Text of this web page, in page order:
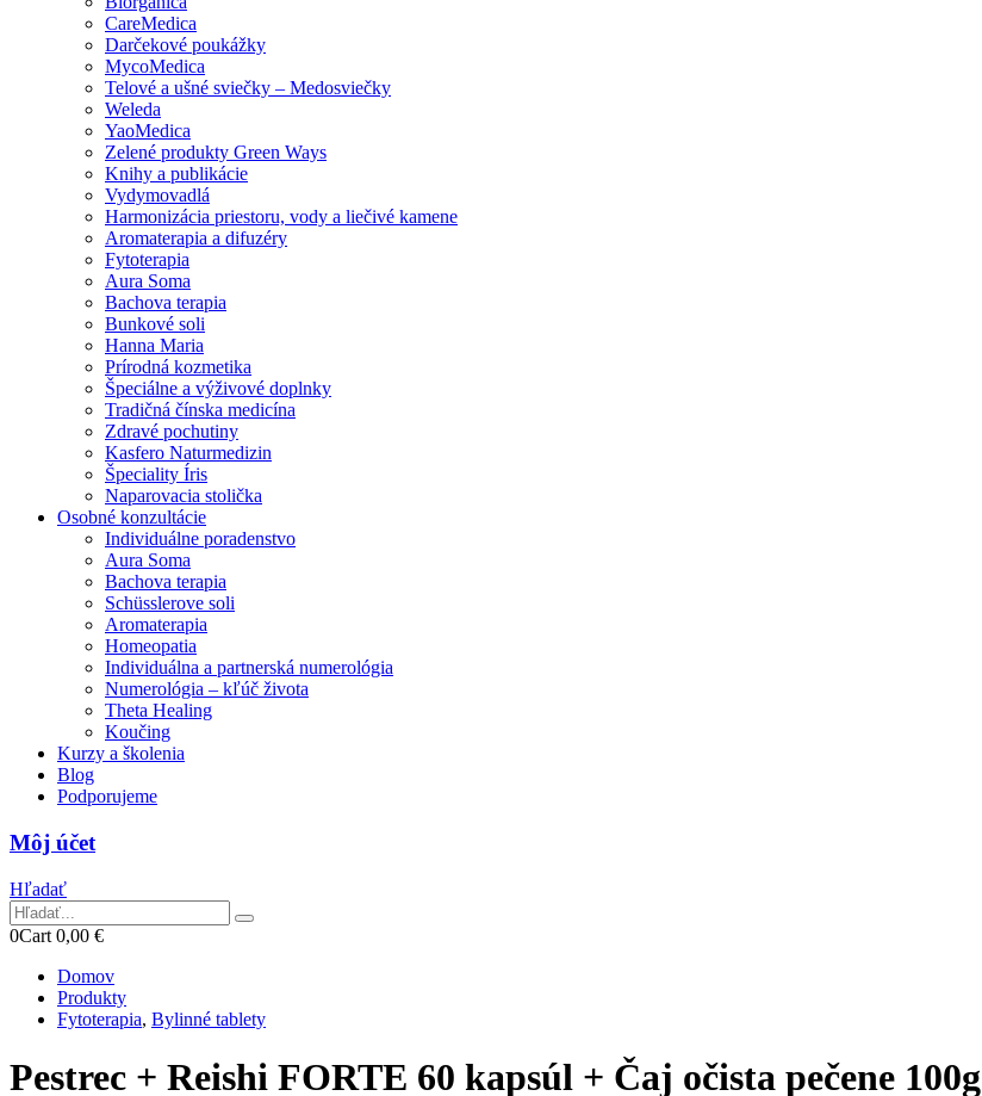
CareMedica
Darčekové poukážky
MycoMedica
Telové a ušné sviečky – Medosviečky
Weleda
YaoMedica
Zelené produkty Green Ways
Knihy a publikácie
Vydymovadlá
Harmonizácia priestoru, vody a liečivé kamene
Aromaterapia a difuzéry
Fytoterapia
Aura Soma
Bachova terapia
Bunkové soli
Hanna Maria
Prírodná kozmetika
Špeciálne a výživové doplnky
Tradičná čínska medicína
Zdravé pochutiny
Kasfero Naturmedizin
Špeciality Íris
Naparovacia stolička
Osobné konzultácie
Individuálne poradenstvo
Aura Soma
Bachova terapia
Schüsslerove soli
Aromaterapia
Homeopatia
Individuálna a partnerská numerológia
Numerológia – kľúč života
Theta Healing
Koučing
Kurzy a školenia
Blog
Podporujeme
Môj účet
Hľadať
0Cart 0,00 €
Domov
Produkty
Fytoterapia, Bylinné tablety
Pestrec + Reishi FORTE 60 kapsúl + Čaj očista pečene 100g